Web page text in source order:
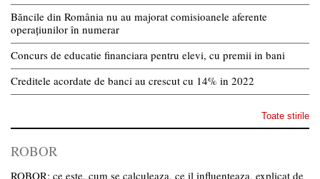
Băncile din România nu au majorat comisioanele aferente
operațiunilor în numerar
Concurs de educatie financiara pentru elevi, cu premii in bani
Creditele acordate de banci au crescut cu 14% in 2022
Toate stirile
ROBOR
ROBOR: ce este, cum se calculeaza, ce il influenteaza, explicat de